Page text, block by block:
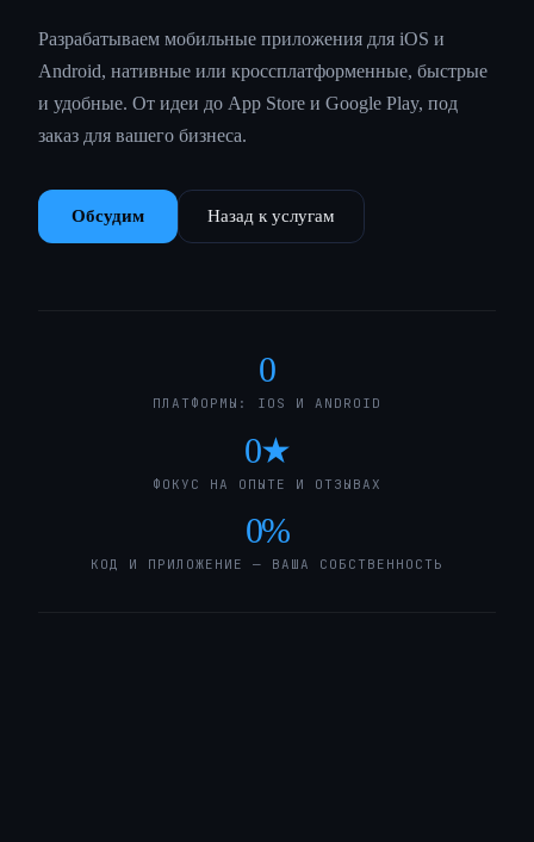
Разрабатываем мобильные приложения для iOS и
Android, нативные или кроссплатформенные, быстрые
и удобные. От идеи до App Store и Google Play, под
заказ для вашего бизнеса.
Обсудим Назад к услугам
0
ПЛАТФОРМЫ: IOS И ANDROID
0★
ФОКУС НА ОПЫТЕ И ОТЗЫВАХ
0%
КОД И ПРИЛОЖЕНИЕ — ВАША СОБСТВЕННОСТЬ